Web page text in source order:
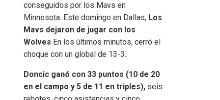
conseguidos por los Mavs en
Minnesota. Este domingo en Dallas, Los
Mavs dejaron de jugar con los
Wolves En los últimos minutos, cerró el
choque con un global de 13-3.
Doncic ganó con 33 puntos (10 de 20
en el campo y 5 de 11 en triples), seis